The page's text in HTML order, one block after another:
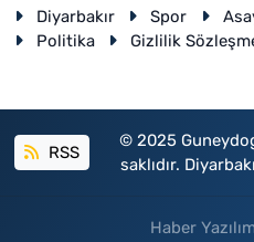
Diyarbakır Spor
Politika
Gizlilik
RSS
© 2025
saklıdır.
Haber